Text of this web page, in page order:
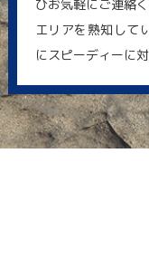
エリアを熟知して
にスピーディーに